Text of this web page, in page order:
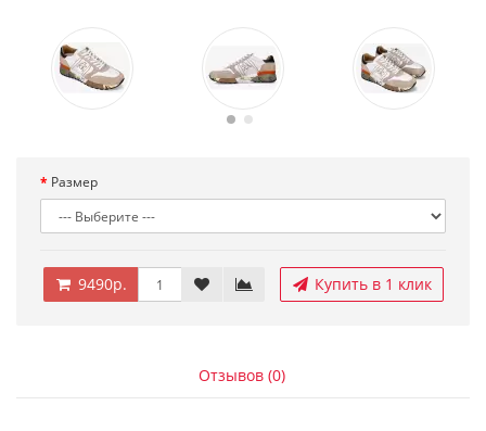
Размер
9490р. Купить в 1 клик
Отзывов (0)